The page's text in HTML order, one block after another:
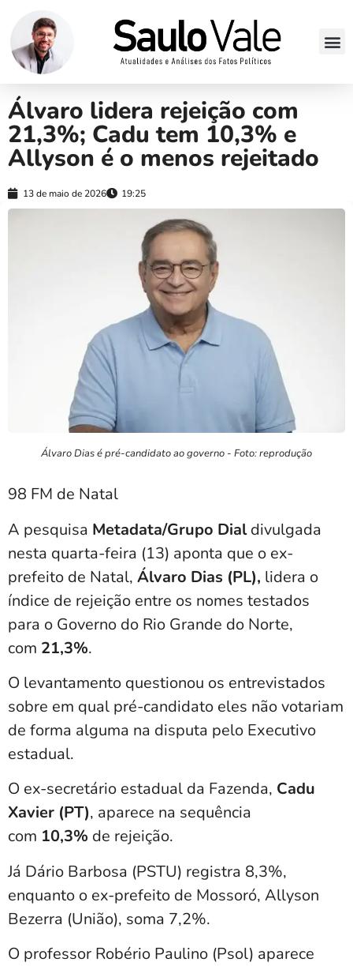
Álvaro lidera rejeição com
21,3%; Cadu tem 10,3% e
Allyson é o menos rejeitado
13 de maio de 2026 19:25
Álvaro Dias é pré-candidato ao governo - Foto: reprodução
98 FM de Natal
A pesquisa Metadata/Grupo Dialdivulgada
nesta quarta-feira (13) aponta que o ex-
prefeito de Natal, Álvaro Dias (PL), lidera o
índice de rejeição entre os nomes testados
para o Governo do Rio Grande do Norte,
com 21,3%.
O levantamento questionou os entrevistados
sobre em qual pré-candidato eles não votariam
de forma alguma na disputa pelo Executivo
estadual.
O ex-secretário estadual da Fazenda, Cadu
Xavier (PT), aparece na sequência
com 10,3% de rejeição.
Já Dário Barbosa (PSTU) registra 8,3%,
enquanto o ex-prefeito de Mossoró, Allyson
Bezerra (União), soma 7,2%.
O professor Robério Paulino (Psol) aparece